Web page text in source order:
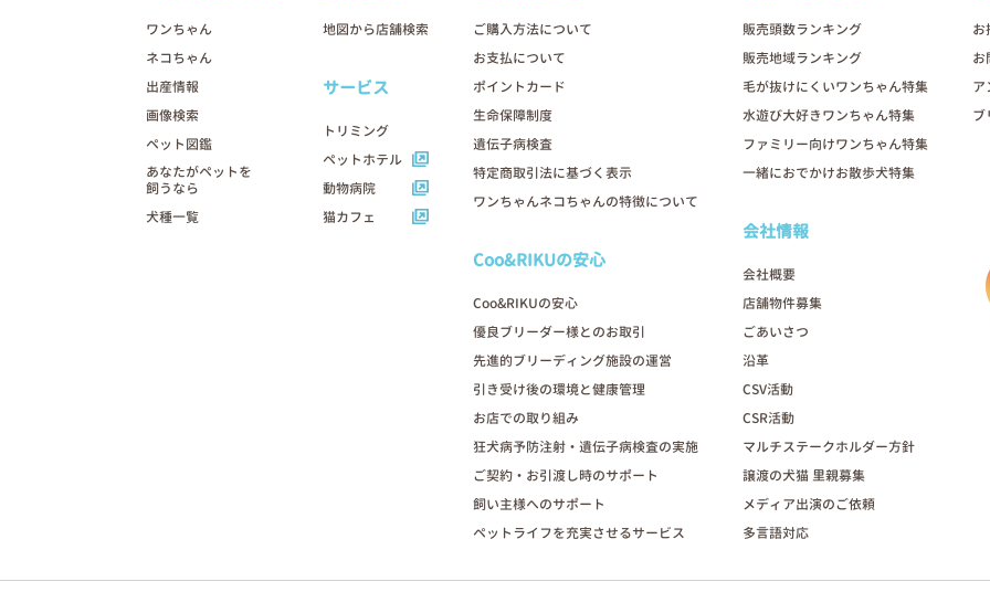
ワンちゃん
ネコちゃん
出産情報
画像検索
ペット図鑑
あなたがペットを
飼うなら
犬種一覧
地図から店舗検索
サービス
トリミング
ペットホテル
動物病院
猫カフェ
ご購入方法について
お支払について
ポイントカード
生命保障制度
遺伝子病検査
特定商取引法に基づく表示
ワンちゃんネコちゃんの特徴について
Coo&RIKUの安心
Coo&RIKUの安心
優良ブリーダー様とのお取引
先進的ブリーディング施設の運営
引き受け後の環境と健康管理
お店での取り組み
狂犬病予防注射・遺伝子病検査の実施
ご契約・お引渡し時のサポート
飼い主様へのサポート
ペットライフを充実させるサービス
販売頭数ランキング
販売地域ランキング
毛が抜けにくいワンちゃん特集
水遊び大好きワンちゃん特集
ファミリー向けワンちゃん特集
一緒におでかけお散歩犬特集
会社情報
会社概要
店舗物件募集
ごあいさつ
沿革
CSV活動
CSR活動
マルチステークホルダー方針
譲渡の犬猫 里親募集
メディア出演のご依頼
多言語対応
お
お
ア
ブ